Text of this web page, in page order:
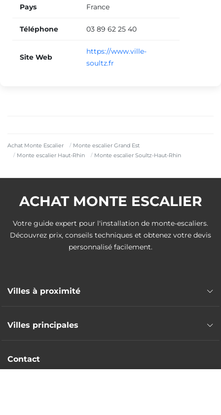
Achat Monte Escalier
Monte escalier Grand Est
Monte escalier Haut-Rhin
Monte escalier Soultz-Haut-Rhin
Pays France
Téléphone 03 89 62 25 40
Site Web
https://www.ville-
soultz.fr
ACHAT MONTE ESCALIER
Votre guide expert pour l'installation de monte-escaliers.
Découvrez prix, conseils techniques et obtenez votre devis
personnalisé facilement.
Villes à proximité
Monte escalier Staffelfelden
Monte escalier Rouffach
Villes principales
Monte escalier Colmar
Contact